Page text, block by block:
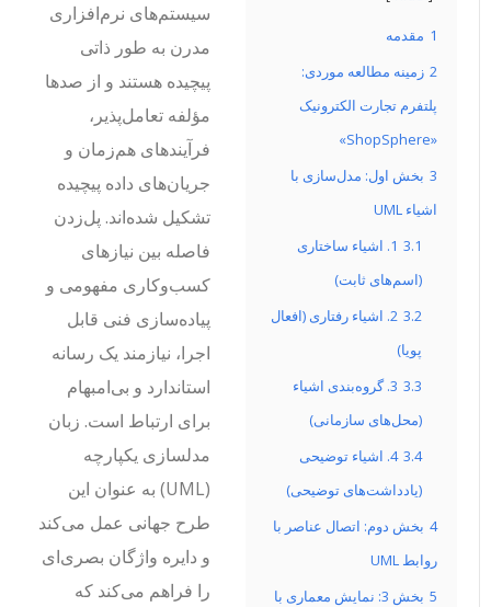
مقدمه
زمینه مطالعه موردی:
پلتفرم تجارت الکترونیک
بخش اول: مدل‌سازی با
اشیاء UML
3.1
1. اشیاء ساختاری
(اسم‌های ثابت)
3.2
2. اشیاء رفتاری (افعال
پویا)
3.3
3. گروه‌بندی اشیاء
(محل‌های سازمانی)
3.4
4. اشیاء توضیحی
(یادداشت‌های توضیحی)
بخش دوم: اتصال عناصر با
روابط UML
بخش 3: نمایش معماری با
سیستم‌های نرم‌افزاری
مدرن به طور ذاتی
پیچیده هستند و از صدها
مؤلفه تعامل‌پذیر،
فرآیندهای هم‌زمان و
جریان‌های داده پیچیده
تشکیل شده‌اند. پل‌زدن
فاصله بین نیازهای
کسب‌وکاری مفهومی و
پیاده‌سازی فنی قابل
اجرا، نیازمند یک رسانه
استاندارد و بی‌امبهام
برای ارتباط است. زبان
مدلسازی یکپارچه
(UML) به عنوان این
طرح جهانی عمل می‌کند
و دایره واژگان بصری‌ای
را فراهم می‌کند که